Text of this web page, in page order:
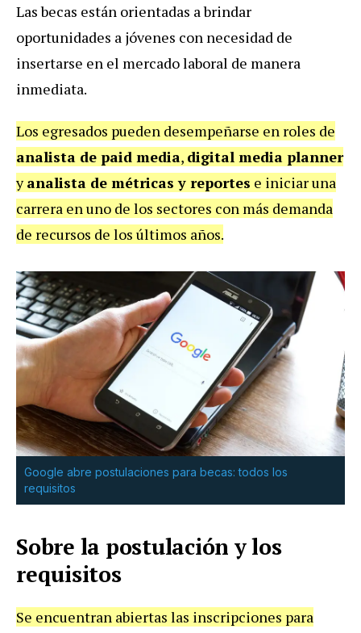
Las becas están orientadas a brindar
oportunidades a jóvenes con necesidad de
insertarse en el mercado laboral de manera
inmediata.
Los egresados pueden desempeñarse en roles de
analista de paid media, digital media planner
yanalista de métricas y reportes e iniciar una
carrera en uno de los sectores con más demanda
de recursos de los últimos años.
Google abre postulaciones para becas: todos los
requisitos
Sobre la postulación y los
requisitos
Se encuentran abiertas las inscripciones para